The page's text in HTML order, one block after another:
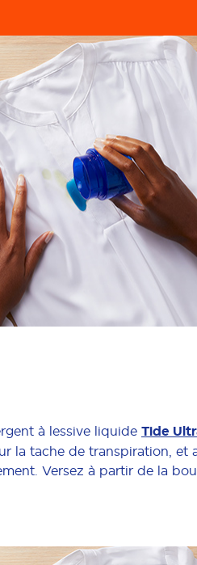
à lessive liquide Tide
la tache de transpiration, et
Versez à partir de la